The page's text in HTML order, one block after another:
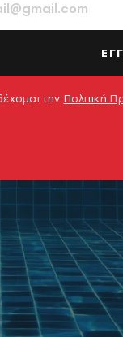
την Πολιτική